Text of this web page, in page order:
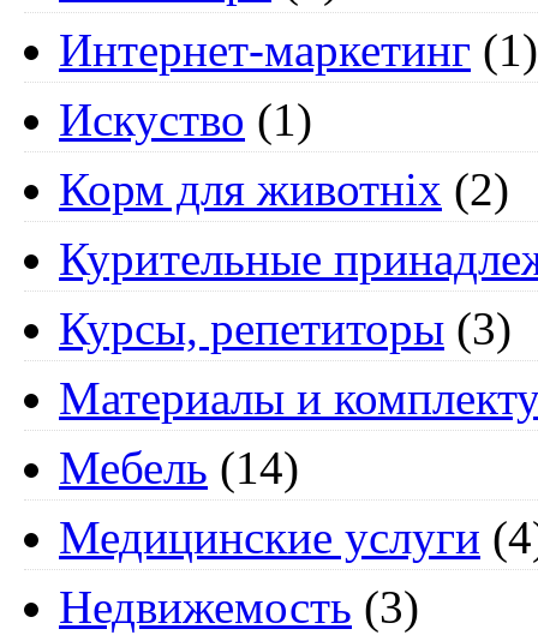
Интернет-маркетинг (1)
Искуство (1)
Корм для животніх (2)
Курительные
Курсы, репетиторы (3)
Материалы и
Мебель (14)
Медицинские услуги
Недвижемость (3)